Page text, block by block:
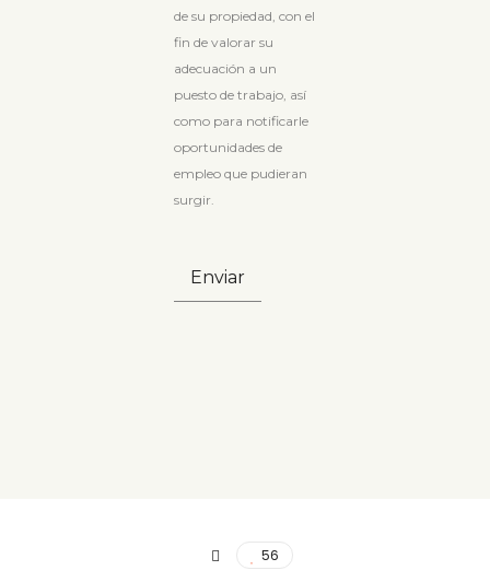
de su propiedad, con el
fin de valorar su
adecuación a un
puesto de trabajo, así
como para notificarle
oportunidades de
empleo que pudieran
surgir.
56